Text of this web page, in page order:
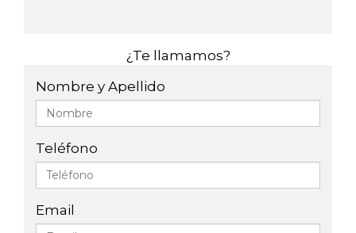
¿Te llamamos?
Nombre y Apellido
Teléfono
Email